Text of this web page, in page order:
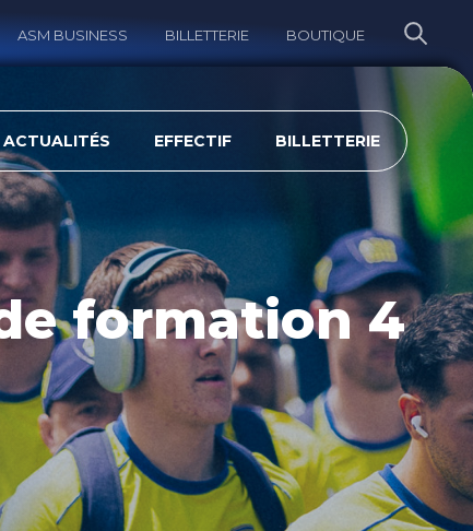
ASM BUSINESS BILLETTERIE BOUTIQUE
ACTUALITÉS EFFECTIF BILLETTERIE
formation 4